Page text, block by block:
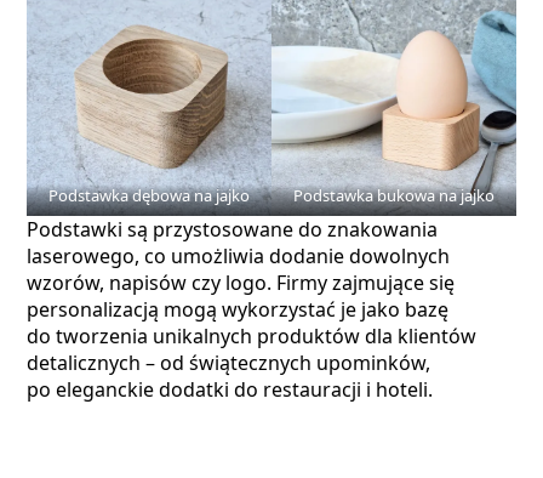
Podstawka dębowa na jajko Podstawka bukowa na jajko
Podstawki są przystosowane do znakowania
laserowego, co umożliwia dodanie dowolnych
wzorów, napisów czy logo. Firmy zajmujące się
personalizacją mogą wykorzystać je jako bazę
do tworzenia unikalnych produktów dla klientów
detalicznych – od świątecznych upominków,
po eleganckie dodatki do restauracji i hoteli.